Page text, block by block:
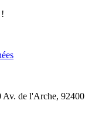
Av. de l'Arche, 92400